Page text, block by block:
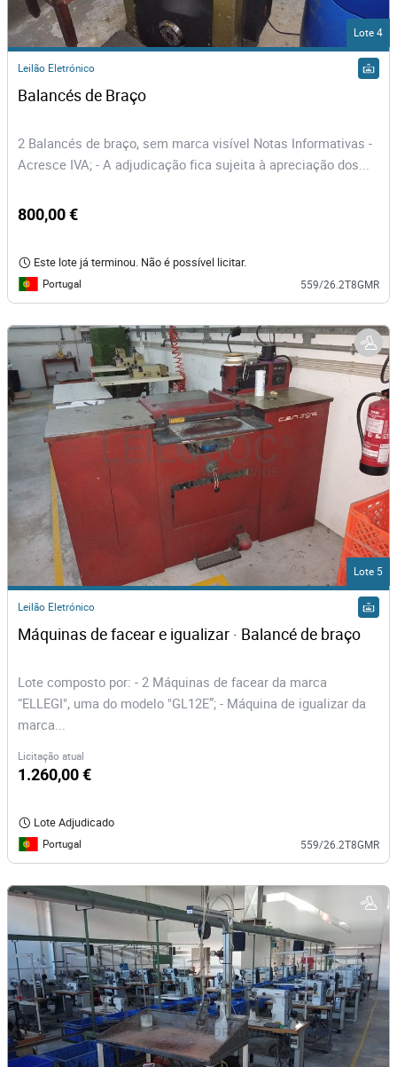
Lote 4
Leilão Eletrónico
Balancés de Braço
2 Balancés de braço, sem marca visível Notas Informativas -
Acresce IVA; - A adjudicação fica sujeita à apreciação dos...
800,00 €
Este lote já terminou. Não é possível licitar.
Portugal 559/26.2T8GMR
Lote 5
Leilão Eletrónico
Máquinas de facear e igualizar · Balancé de braço
Lote composto por: - 2 Máquinas de facear da marca
“ELLEGI", uma do modelo "GL12E”; - Máquina de igualizar da
marca...
Licitação atual
1.260,00 €
Lote Adjudicado
Portugal 559/26.2T8GMR